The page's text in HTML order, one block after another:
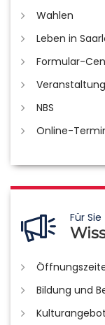
Wahlen
Leben in
Formular-
NBS
Online-
Für Sie
Bildung und
Kulturangebot